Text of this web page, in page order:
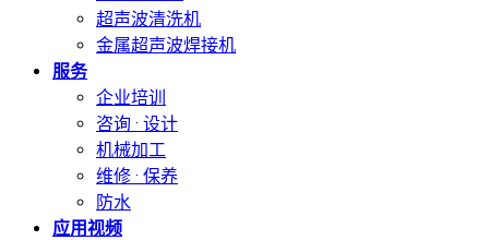
超声波清洗机
金属超声波焊接机
服务
企业培训
咨询 · 设计
机械加工
维修 · 保养
防水
应用视频